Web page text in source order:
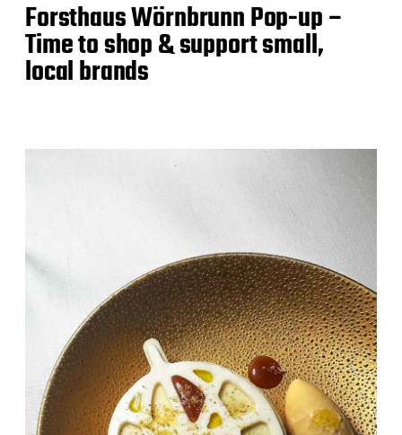
Forsthaus Wörnbrunn Pop-up –
Time to shop & support small,
local brands